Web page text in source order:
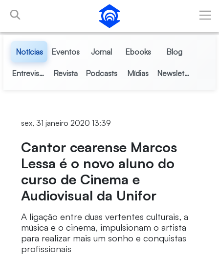
Pular para o Conteúdo principal
Notícias Eventos Jornal Ebooks Blog
Entrevistas Revista Podcasts Mídias Newsletter
sex, 31 janeiro 2020 13:39
Cantor cearense Marcos
Lessa é o novo aluno do
curso de Cinema e
Audiovisual da Unifor
A ligação entre duas vertentes culturais, a
música e o cinema, impulsionam o artista
para realizar mais um sonho e conquistas
profissionais